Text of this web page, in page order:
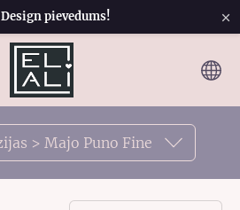
pievedums! ×
> Majo Puno Fine